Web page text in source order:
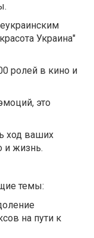
Украина"
ролей в кино и
это
ход ваших
и жизнь.
темы:
на пути к